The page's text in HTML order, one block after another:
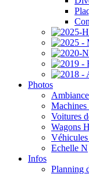
Photos
Voitures
Wagons
Echelle N
Infos
Planning